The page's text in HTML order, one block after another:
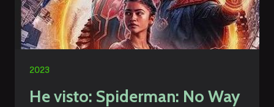
2023
He visto: Spiderman: No Way